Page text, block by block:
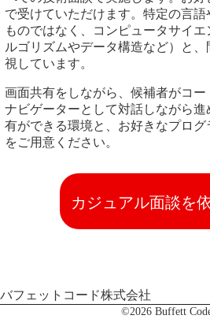
で受けていただけます。特定の言語
ものではなく、コンピュータサイ
ルゴリズムやデータ構造など）と
視しています。
画面共有をしながら、候補者がコ
ナビゲーターとして対話しながら
有ができる環境と、お好きなプロ
をご用意ください。
カジュアル面談を
バフェットコード株式会社
©️2026 Buffett